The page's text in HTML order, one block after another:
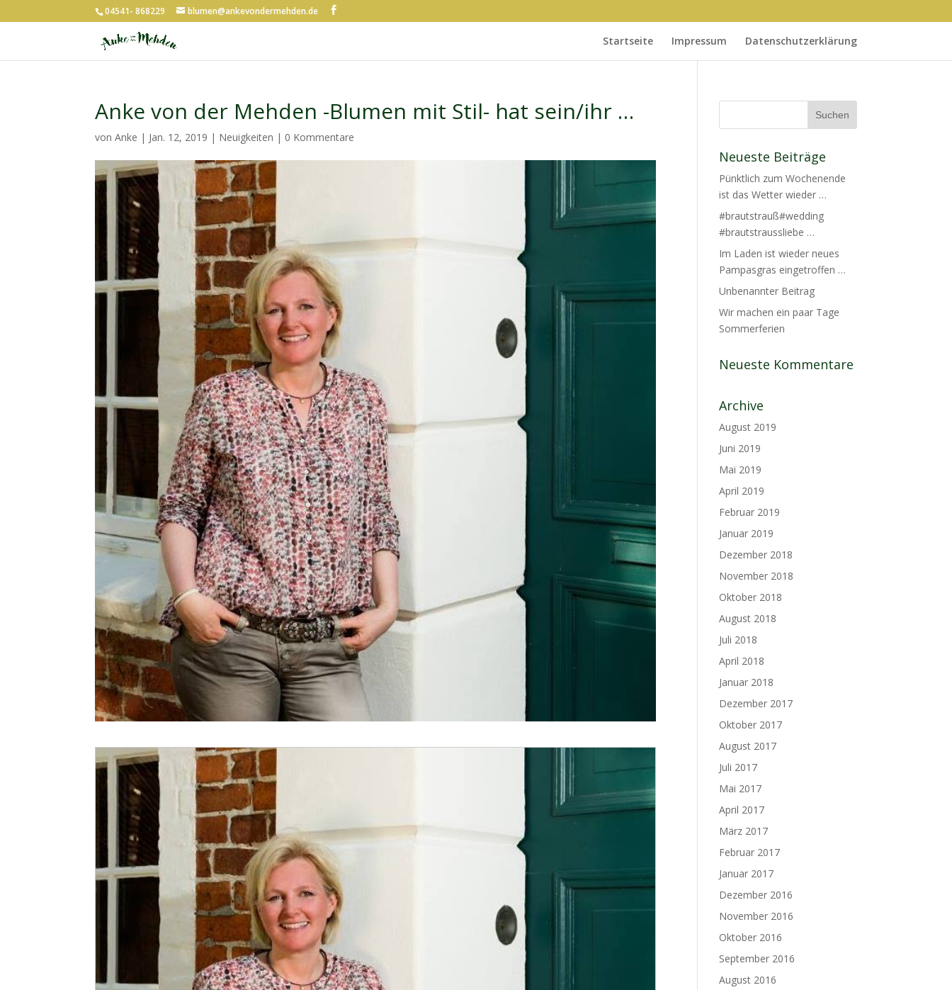
04541- 868229 blumen@ankevondermehden.de
Startseite Impressum Datenschutzerklärung
Anke von der Mehden -Blumen mit Stil- hat sein/ihr …
vonAnke | Jan. 12, 2019 | Neuigkeiten | 0 Kommentare
Neueste Beiträge
Pünktlich zum Wochenende
ist das Wetter wieder …
#brautstrauß#wedding
#brautstraussliebe …
Im Laden ist wieder neues
Pampasgras eingetroffen …
Unbenannter Beitrag
Wir machen ein paar Tage
Sommerferien
Neueste Kommentare
Archive
August 2019
Juni 2019
Mai 2019
April 2019
Februar 2019
Januar 2019
Dezember 2018
November 2018
Oktober 2018
August 2018
Juli 2018
April 2018
Januar 2018
Dezember 2017
Oktober 2017
August 2017
Juli 2017
Mai 2017
April 2017
März 2017
Februar 2017
Januar 2017
Dezember 2016
November 2016
Oktober 2016
September 2016
August 2016